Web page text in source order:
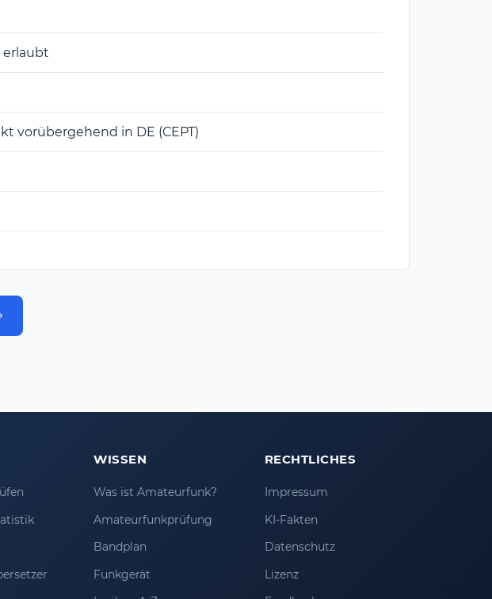
erlaubt
vorübergehend in DE (CEPT)
WISSEN
Was ist Amateurfunk?
Amateurfunkprüfung
Bandplan
Funkgerät
RECHTLICHES
Impressum
KI-Fakten
Datenschutz
Lizenz